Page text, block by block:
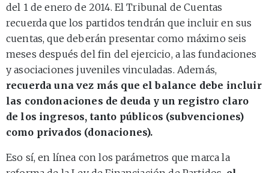
del 1 de enero de 2014. El Tribunal de Cuentas
recuerda que los partidos tendrán que incluir en sus
cuentas, que deberán presentar como máximo seis
meses después del fin del ejercicio, a las fundaciones
y asociaciones juveniles vinculadas. Además,
recuerda una vez más que el balance debe incluir
las condonaciones de deuda y un registro claro
de los ingresos, tanto públicos (subvenciones)
como privados (donaciones).
Eso sí, en línea con los parámetros que marca la